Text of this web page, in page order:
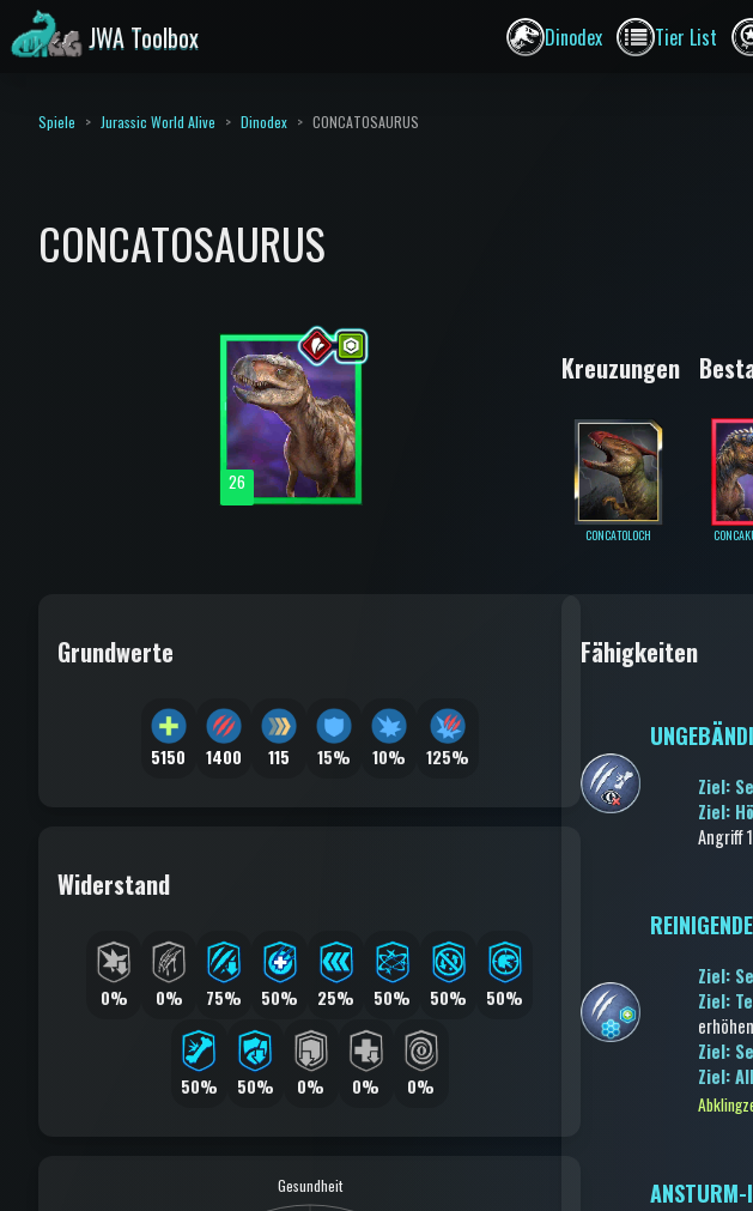
JWA Toolbox Dinodex Tier List
Spiele Jurassic World Alive Dinodex CONCATOSAURUS
CONCATOSAURUS
26
Kreuzungen
CONCATOLOCH
Grundwerte
5150 1400 115 15% 10% 125%
Widerstand
0% 0% 75% 50% 25% 50% 50% 50%
50% 50% 0% 0% 0%
Gesundheit
Fähigkeiten
Ziel:
Ziel:
Angriff
Ziel:
Ziel:
erhöhen
Ziel:
Ziel:
ANSTURM-